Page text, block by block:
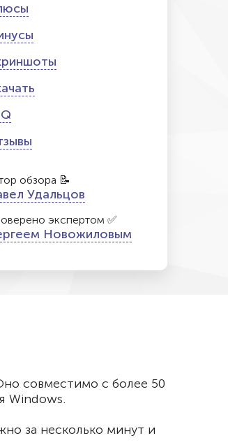
обзора 📝
Удальцов
экспертом ✅
Новожиловым
совместимо с более 50
Windows.
за несколько минут и